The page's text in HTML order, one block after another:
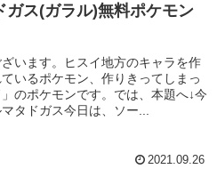
ス(ガラル)無料ポケモン
います。ヒスイ地方のキャラを作
いるポケモン、作りきってしまっ
のポケモンです。では、本題へ↓今
タドガス今日は、ソー...
2021.09.26